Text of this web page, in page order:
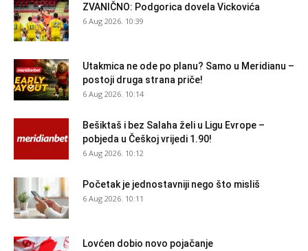
ZVANIČNO: Podgorica dovela Vickovića
6 Aug 2026. 10:39
Utakmica ne ode po planu? Samo u Meridianu –
postoji druga strana priče!
6 Aug 2026. 10:14
Bešiktaš i bez Salaha želi u Ligu Evrope –
pobjeda u Češkoj vrijedi 1.90!
6 Aug 2026. 10:12
Početak je jednostavniji nego što misliš
6 Aug 2026. 10:11
Lovćen dobio novo pojačanje